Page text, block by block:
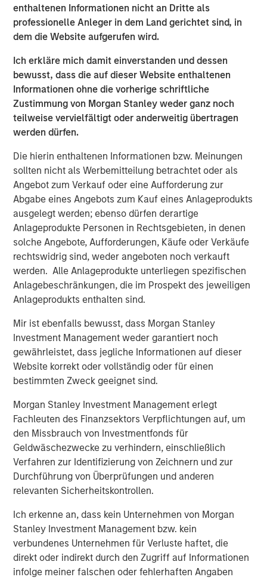
enthaltenen Informationen nicht an Dritte als
professionelle Anleger in dem Land gerichtet sind, in
dem die Website aufgerufen wird.
Ich erkläre mich damit einverstanden und dessen
bewusst, dass die auf dieser Website enthaltenen
Informationen ohne die vorherige schriftliche
Zustimmung von Morgan Stanley weder ganz noch
teilweise vervielfältigt oder anderweitig übertragen
werden dürfen.
Die hierin enthaltenen Informationen bzw. Meinungen
sollten nicht als Werbemitteilung betrachtet oder als
Angebot zum Verkauf oder eine Aufforderung zur
Abgabe eines Angebots zum Kauf eines Anlageprodukts
ausgelegt werden; ebenso dürfen derartige
Anlageprodukte Personen in Rechtsgebieten, in denen
solche Angebote, Aufforderungen, Käufe oder Verkäufe
rechtswidrig sind, weder angeboten noch verkauft
werden. Alle Anlageprodukte unterliegen spezifischen
Anlagebeschränkungen, die im Prospekt des jeweiligen
Anlageprodukts enthalten sind.
Mir ist ebenfalls bewusst, dass Morgan Stanley
Investment Management weder garantiert noch
gewährleistet, dass jegliche Informationen auf dieser
Website korrekt oder vollständig oder für einen
bestimmten Zweck geeignet sind.
Morgan Stanley Investment Management erlegt
Fachleuten des Finanzsektors Verpflichtungen auf, um
den Missbrauch von Investmentfonds für
Geldwäschezwecke zu verhindern, einschließlich
Verfahren zur Identifizierung von Zeichnern und zur
Durchführung von Überprüfungen und anderen
relevanten Sicherheitskontrollen.
Ich erkenne an, dass kein Unternehmen von Morgan
Stanley Investment Management bzw. kein
verbundenes Unternehmen für Verluste haftet, die
direkt oder indirekt durch den Zugriff auf Informationen
infolge meiner falschen oder fehlerhaften Angaben
TALES FROM THE EMERGING WORLD
Video: Mexico's Domestic Opportunity
TALES FROM THE EMERGING WORLD
Mexico's Domestic Opportunity
ARTIKEL
Emerging Markets Equity Annual Stewardship
Report 2025
The Authors
Eric Carlson
Managing Director
Vorgestellte Einblicke